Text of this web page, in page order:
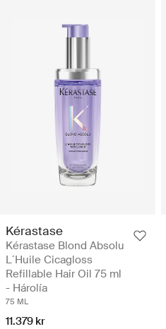
Kérastase
Kérastase Blond Absolu
L´Huile Cicagloss
Refillable Hair Oil 75 ml
- Hárolía
75 ML
11.379 kr